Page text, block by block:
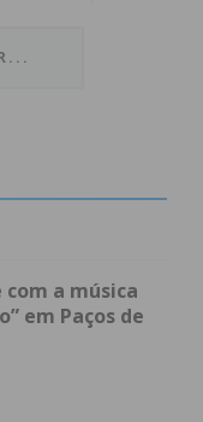
parte
dos
a
entidade
a música
em Paços de